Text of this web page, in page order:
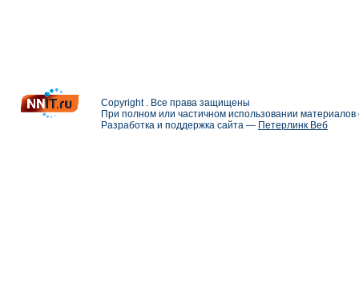
Copyright . Все права защищены
При полном или частичном использовании
Разработка и поддержка сайта — Петерлинк Веб